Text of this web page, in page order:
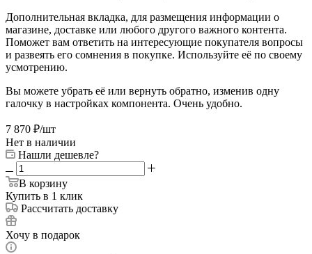
Дополнительная вкладка, для размещения информации о
магазине, доставке или любого другого важного контента.
Поможет вам ответить на интересующие покупателя вопросы
и развеять его сомнения в покупке. Используйте её по своему
усмотрению.
Вы можете убрать её или вернуть обратно, изменив одну
галочку в настройках компонента. Очень удобно.
7 870 ₽/шт
Нет в наличии
Нашли дешевле?
В корзину
Купить в 1 клик
Рассчитать доставку
Хочу в подарок